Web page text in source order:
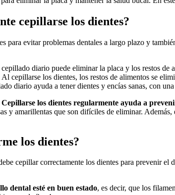
cepillarse los dientes?
para evitar problemas dentales a​ largo plazo y
diario puede eliminar ⁤la placa y los restos‌ de
cepillarse los ⁣dientes, ⁢los restos⁤ de alimentos se
⁢diario ayuda a tener dientes y encías sanas,‍ con
los dientes regularmente ayuda⁣ a
⁣y amarillentas ‍que son difíciles de eliminar.
los dientes?
‍cepillar correctamente⁢ los dientes⁢ para prevenir
dental esté‌ en buen estado, es decir, que los